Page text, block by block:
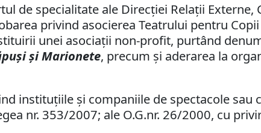
de specialitate ale Direcţiei Relaţii
privind asocierea Teatrului pentru
unei asociaţii non-profit, purtând
şi Marionete, precum şi aderarea la
instituţiile şi companiile de spectacole sau
nr. 353/2007; ale O.G.nr. 26/2000, cu